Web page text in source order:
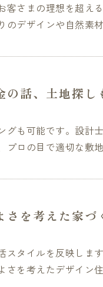
客さまの理想を超え
のデザインや自然素
の話、土地探し
グも可能です。設計
プロの目で適切な敷
さを考えた家づ
スタイルを反映しま
さを考えたデザイン